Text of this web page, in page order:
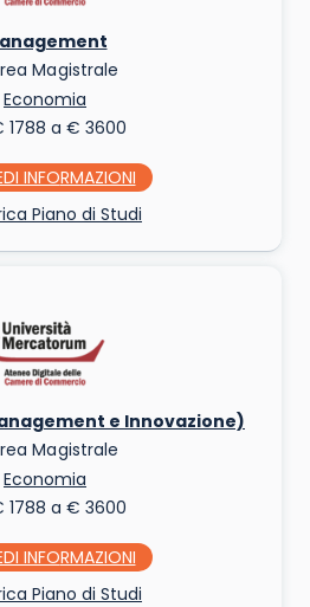
Magistrale
Economia
1788 a € 3600
INFO
Piano di Studi
e Innovazione)
Magistrale
Economia
1788 a € 3600
INFO
Piano di Studi